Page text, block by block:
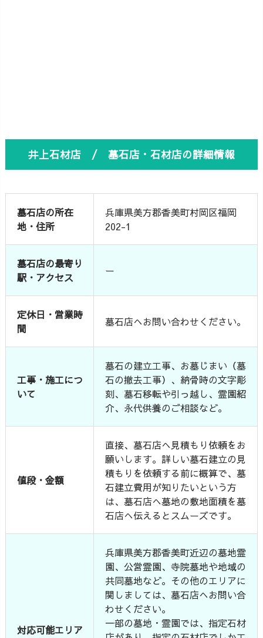
井上石材店 / 墓石店・石材店の詳細情報
墓石店の所在
地・住所
兵庫県美方郡香美町村岡区福岡
202-1
墓石店の最寄り
駅・アクセス
ー
定休日・営業時
間
墓石店へお問い合わせください。
工事・施工につ
いて
墓石の建立工事、お墓じまい（墓
石の撤去工事）、納骨時の文字彫
刻、墓石移転や引っ越し、霊園紹
介、永代供養のご相談など。
値段・金額
直接、墓石店へ見積もり依頼をお
願いします。詳しい墓石建立の見
積もりを依頼する前に概算で、墓
石建立費用が知りたいという方
は、墓石店へ墓地の敷地面積を墓
石店へ伝えるとスムーズです。
対応可能エリア
兵庫県美方郡香美町近辺の墓地霊
園、公営霊園、寺院墓地や地域の
共同墓地など。その他のエリアに
関しましては、墓石店へお問い合
わせください。
一部の墓地・霊園では、指定石材